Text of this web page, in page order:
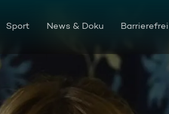
Sport News & Doku Barrierefrei